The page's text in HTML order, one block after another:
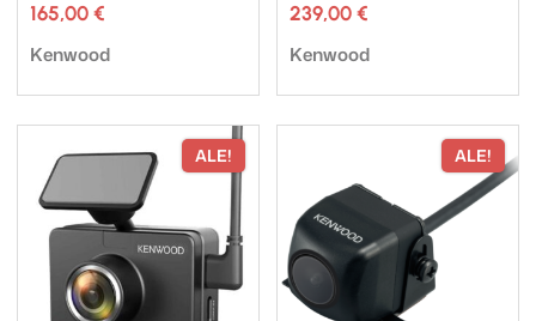
165,00 €
Tuotemerkki:
Kenwood
239,00 €
Tuotemerkki:
Kenwood
ALE! ALE!